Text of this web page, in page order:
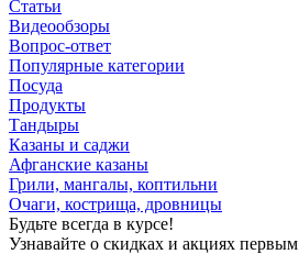
Статьи
Видеообзоры
Вопрос-ответ
Популярные категории
Посуда
Продукты
Тандыры
Казаны и саджи
Афганские казаны
Грили, мангалы, коптильни
Очаги, кострища, дровницы
Будьте всегда в курсе!
Узнавайте о скидках и акциях первым